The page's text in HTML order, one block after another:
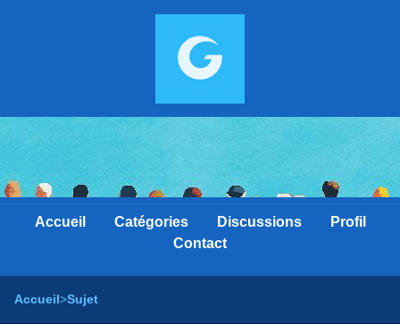
Accueil Catégories Discussions
Profil
Contact
Accueil>Sujet